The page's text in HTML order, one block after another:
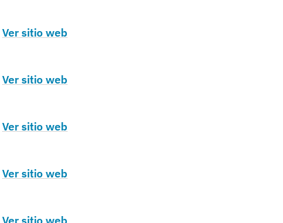
Ver sitio web
Ver sitio web
Ver sitio web
Ver sitio web
Ver sitio web